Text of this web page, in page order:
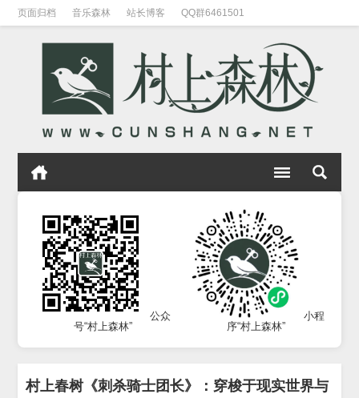
页面归档 音乐森林 站长博客 QQ群6461501
公众
号“村上森林”
小程
序“村上森林”
村上春树《刺杀骑士团长》：穿梭于现实世界与